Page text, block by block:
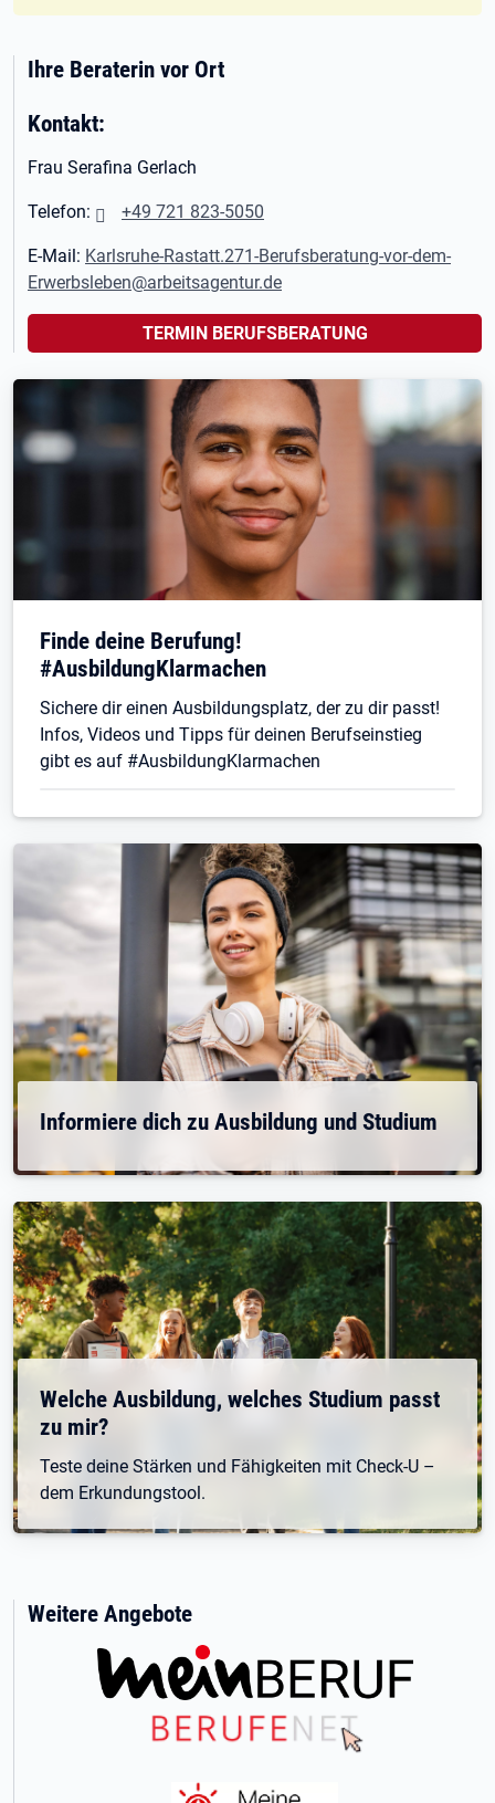
Ihre Beraterin vor Ort
Kontakt:
Frau Serafina Gerlach
Telefon: +49 721 823-5050
E-Mail: Karlsruhe-Rastatt.271-Berufsberatung-vor-dem-
Erwerbsleben@arbeitsagentur.de
TERMIN BERUFSBERATUNG
Finde deine Berufung!
#AusbildungKlarmachen
Sichere dir einen Ausbildungsplatz, der zu dir passt!
Infos, Videos und Tipps für deinen Berufseinstieg
gibt es auf #AusbildungKlarmachen
Informiere dich zu Ausbildung und Studium
Welche Ausbildung, welches Studium passt
zu mir?
Teste deine Stärken und Fähigkeiten mit Check-U –
dem Erkundungstool.
Weitere Angebote